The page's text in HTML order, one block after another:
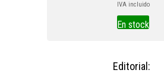
IVA incluido
En stock
Editorial: